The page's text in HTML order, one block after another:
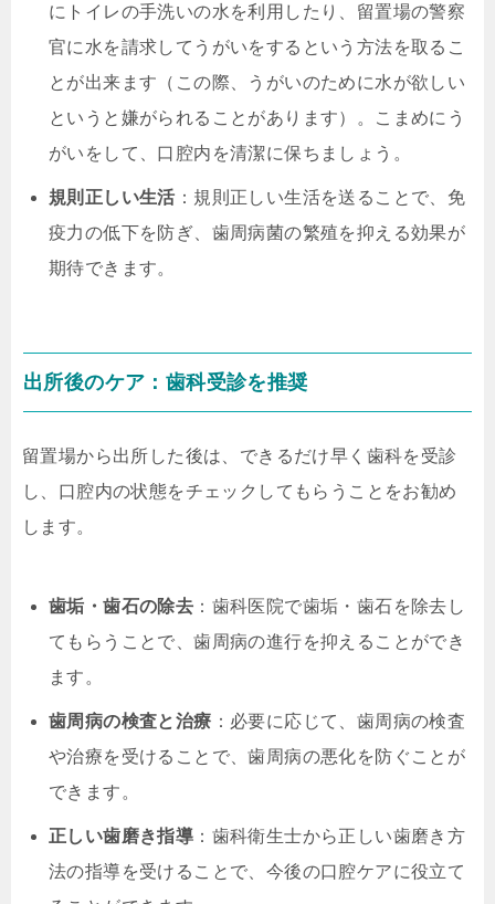
にトイレの手洗いの水を利用したり、留置場の警察
官に水を請求してうがいをするという方法を取るこ
とが出来ます（この際、うがいのために水が欲しい
というと嫌がられることがあります）。こまめにう
がいをして、口腔内を清潔に保ちましょう。
規則正しい生活 ：規則正しい生活を送ることで、免
疫力の低下を防ぎ、歯周病菌の繁殖を抑える効果が
期待できます。
出所後のケア：歯科受診を推奨
留置場から出所した後は、できるだけ早く歯科を受診
し、口腔内の状態をチェックしてもらうことをお勧め
します。
歯垢・歯石の除去 ：歯科医院で歯垢・歯石を除去し
てもらうことで、歯周病の進行を抑えることができ
ます。
歯周病の検査と治療 ：必要に応じて、歯周病の検査
や治療を受けることで、歯周病の悪化を防ぐことが
できます。
正しい歯磨き指導 ：歯科衛生士から正しい歯磨き方
法の指導を受けることで、今後の口腔ケアに役立て